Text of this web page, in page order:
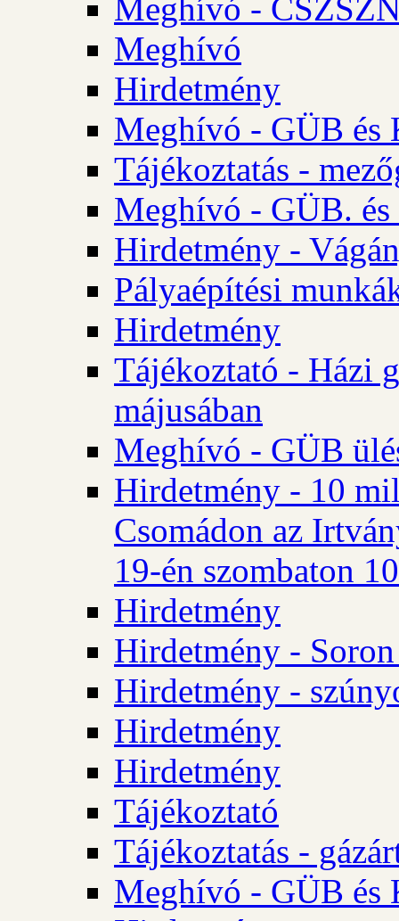
Meghívó -
Meghívó
Hirdetmény
Meghívó - GÜB és
Tájékoztatás -
Meghívó - GÜB.
Hirdetmény -
Pályaépítési
Hirdetmény
Tájékoztató - Házi
májusában
Meghívó - GÜB
Hirdetmény - 10
Csomádon az
19-én szombaton
Hirdetmény
Hirdetmény -
Hirdetmény -
Hirdetmény
Hirdetmény
Tájékoztató
Tájékoztatás -
Meghívó - GÜB és